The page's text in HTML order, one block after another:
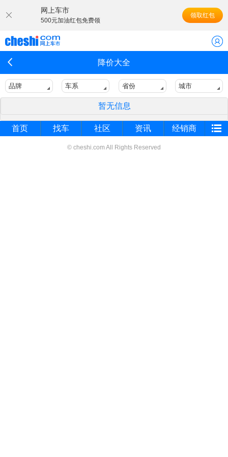
网上车市
500元加油红包免费领
领取红包
降价大全
品牌 车系 省份 城市
暂无信息
首页 找车 社区 资讯 经销商
© cheshi.com All Rights Reserved